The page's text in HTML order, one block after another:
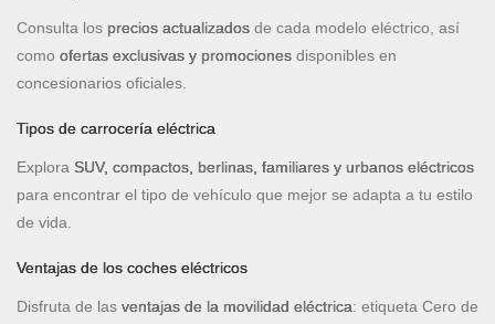
Consulta los precios actualizados de cada modelo eléctrico, así
como ofertas exclusivas y promociones disponibles en
concesionarios oficiales.
Tipos de carrocería eléctrica
Explora SUV, compactos, berlinas, familiares y urbanos eléctricos
para encontrar el tipo de vehículo que mejor se adapta a tu estilo
de vida.
Ventajas de los coches eléctricos
Disfruta de las ventajas de la movilidad eléctrica: etiqueta Cero de